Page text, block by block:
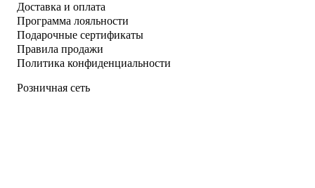
Доставка и оплата
Программа лояльности
Подарочные сертификаты
Правила продажи
Политика конфиденциальности
Розничная сеть